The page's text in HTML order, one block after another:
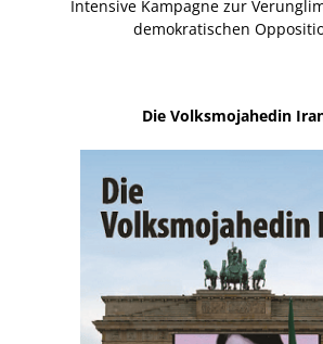
Intensive Kampagne zur
demokratischen
Die Volksmojahedin